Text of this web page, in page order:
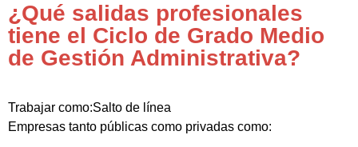
¿Qué salidas profesionales
tiene el Ciclo de Grado Medio
de Gestión Administrativa?
Trabajar como:Salto de línea
Empresas tanto públicas como privadas como: